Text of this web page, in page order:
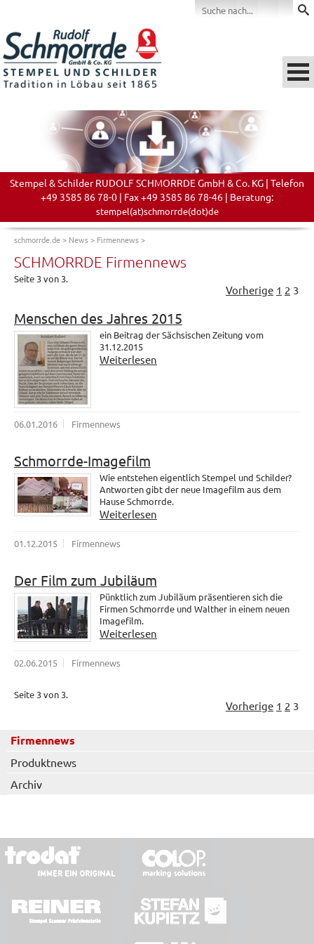
Stempel & Schilder RUDOLF SCHMORRDE GmbH & Co. KG | Telefon
+49 3585 86 78-0 | Fax +49 3585 86 78-46 | Beratung:
stempel(at)schmorrde(dot)de
schmorrde.de> News> Firmennews>
SCHMORRDE Firmennews
Seite 3 von 3.
Vorherige 1 2 3
Menschen des Jahres 2015
ein Beitrag der Sächsischen Zeitung vom
31.12.2015
Weiterlesen
06.01.2016 Firmennews
Schmorrde-Imagefilm
Wie entstehen eigentlich Stempel und Schilder?
Antworten gibt der neue Imagefilm aus dem
Hause Schmorrde.
Weiterlesen
01.12.2015 Firmennews
Der Film zum Jubiläum
Pünktlich zum Jubiläum präsentieren sich die
Firmen Schmorrde und Walther in einem neuen
Imagefilm.
Weiterlesen
02.06.2015 Firmennews
Seite 3 von 3.
Vorherige 1 2 3
Firmennews
Produktnews
Archiv